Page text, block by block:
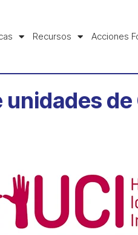
Recursos Acciones
de